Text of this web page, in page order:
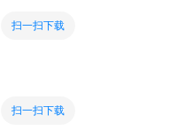
扫一扫下载
扫一扫下载